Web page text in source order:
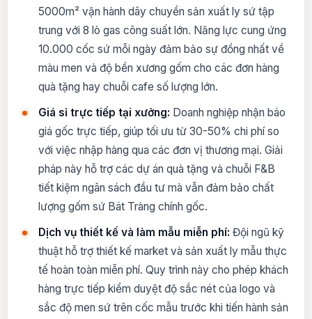
5000m² vận hành dây chuyền sản xuất ly sứ tập
trung với 8 lò gas công suất lớn. Năng lực cung ứng
10.000 cốc sứ mỗi ngày đảm bảo sự đồng nhất về
màu men và độ bền xương gốm cho các đơn hàng
quà tặng hay chuỗi cafe số lượng lớn.
Giá sỉ trực tiếp tại xưởng: Doanh nghiệp nhận báo
giá gốc trực tiếp, giúp tối ưu từ 30-50% chi phí so
với việc nhập hàng qua các đơn vị thương mại. Giải
pháp này hỗ trợ các dự án quà tặng và chuỗi F&B
tiết kiệm ngân sách đầu tư mà vẫn đảm bảo chất
lượng gốm sứ Bát Tràng chính gốc.
Dịch vụ thiết kế và làm mẫu miễn phí: Đội ngũ kỹ
thuật hỗ trợ thiết kế market và sản xuất ly mẫu thực
tế hoàn toàn miễn phí. Quy trình này cho phép khách
hàng trực tiếp kiểm duyệt độ sắc nét của logo và
sắc độ men sứ trên cốc mẫu trước khi tiến hành sản